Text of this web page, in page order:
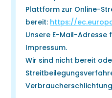
Plattform zur Online-
bereit: https://
Unsere E-Mail-Adresse
Impressum.
Wir sind nicht bereit